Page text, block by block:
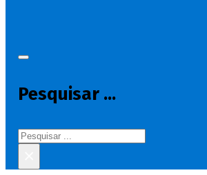
Pesquisar ...
Pesquisar